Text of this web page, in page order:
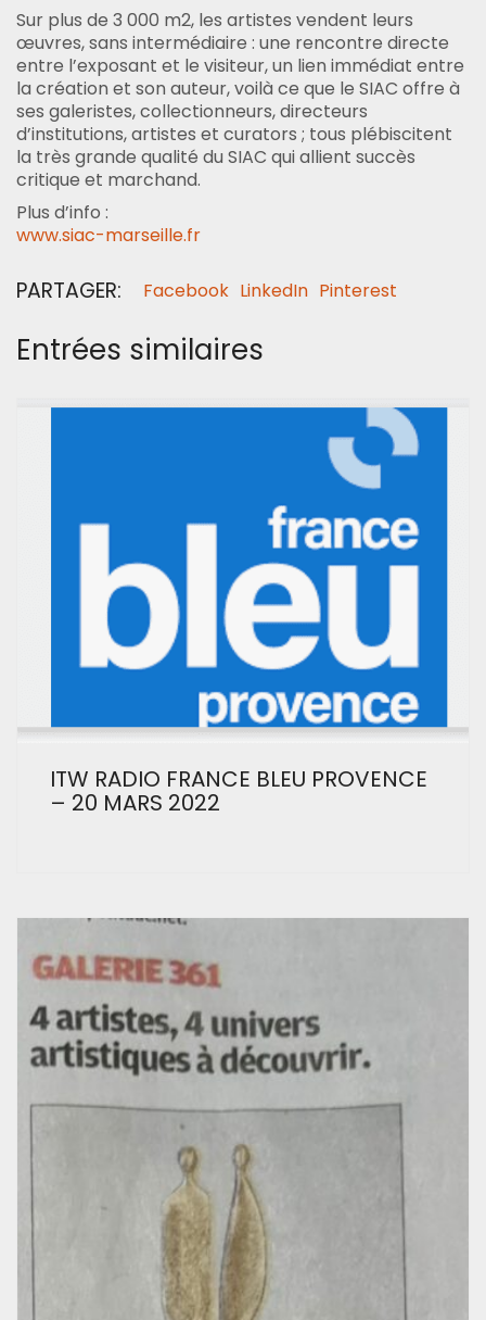
Sur plus de 3 000 m2, les artistes vendent leurs
œuvres, sans intermédiaire : une rencontre directe
entre l’exposant et le visiteur, un lien immédiat entre
la création et son auteur, voilà ce que le SIAC offre à
ses galeristes, collectionneurs, directeurs
d’institutions, artistes et curators ; tous plébiscitent
la très grande qualité du SIAC qui allient succès
critique et marchand.
Plus d’info :
www.siac-marseille.fr
PARTAGER: Facebook LinkedIn Pinterest
Entrées similaires
ITW RADIO FRANCE BLEU PROVENCE
– 20 MARS 2022